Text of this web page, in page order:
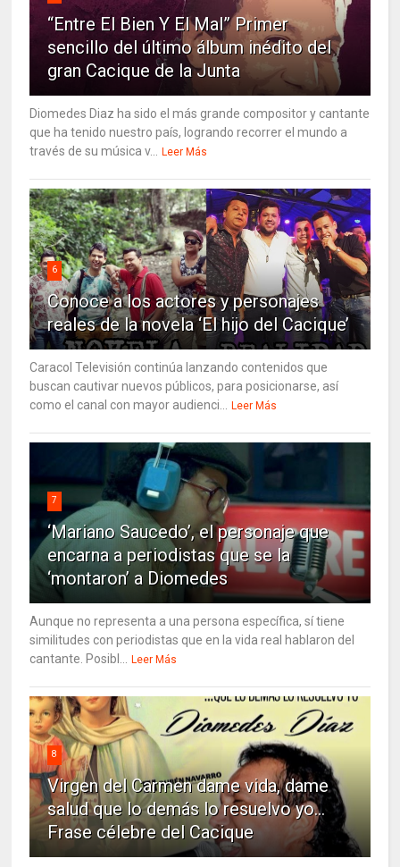
“Entre El Bien Y El Mal” Primer
sencillo del último álbum inédito del
gran Cacique de la Junta
Diomedes Diaz ha sido el más grande compositor y cantante
que ha tenido nuestro país, logrando recorrer el mundo a
través de su música v... Leer Más
6
Conoce a los actores y personajes
reales de la novela ‘El hijo del Cacique’
Caracol Televisión continúa lanzando contenidos que
buscan cautivar nuevos públicos, para posicionarse, así
como el canal con mayor audienci... Leer Más
7
‘Mariano Saucedo’, el personaje que
encarna a periodistas que se la
‘montaron’ a Diomedes
Aunque no representa a una persona específica, sí tiene
similitudes con periodistas que en la vida real hablaron del
cantante. Posibl... Leer Más
8
Virgen del Carmen dame vida, dame
salud que lo demás lo resuelvo yo…
Frase célebre del Cacique